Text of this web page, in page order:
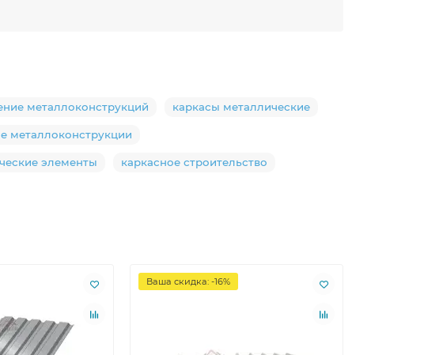
металлоконструкций каркасы металлические
металлоконструкции
элементы каркасное строительство
Ваша скидка: -16%